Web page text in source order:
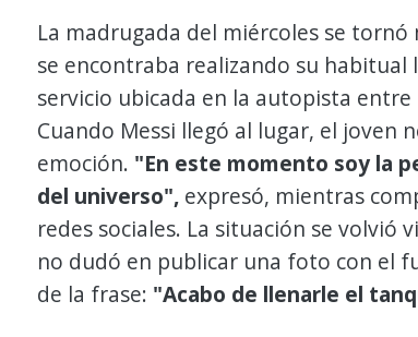
La madrugada del miércoles se tornó
se encontraba realizando su habitual
servicio ubicada en la autopista entre
Cuando Messi llegó al lugar, el joven
emoción. "En este momento soy la
del universo", expresó, mientras
redes sociales. La situación se volvió
no dudó en publicar una foto con el
de la frase: "Acabo de llenarle el